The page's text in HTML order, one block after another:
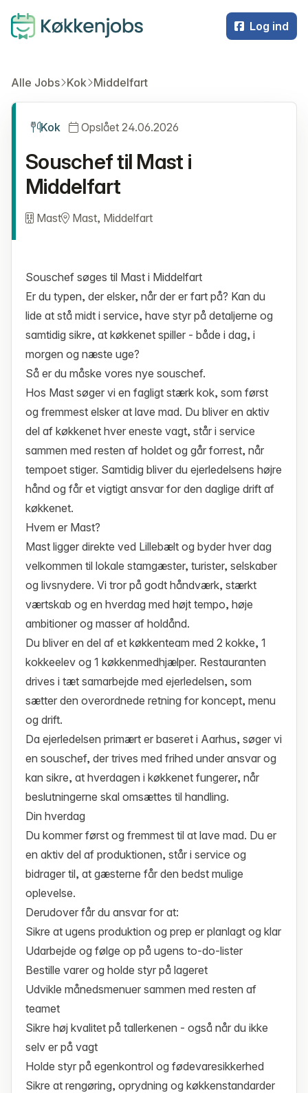
Log ind
Alle Jobs Kok Middelfart
Kok Opslået 24.06.2026
Souschef til Mast i
Middelfart
Mast Mast, Middelfart
Souschef søges til Mast i Middelfart
Er du typen, der elsker, når der er fart på? Kan du
lide at stå midt i service, have styr på detaljerne og
samtidig sikre, at køkkenet spiller - både i dag, i
morgen og næste uge?
Så er du måske vores nye souschef.
Hos Mast søger vi en fagligt stærk kok, som først
og fremmest elsker at lave mad. Du bliver en aktiv
del af køkkenet hver eneste vagt, står i service
sammen med resten af holdet og går forrest, når
tempoet stiger. Samtidig bliver du ejerledelsens højre
hånd og får et vigtigt ansvar for den daglige drift af
køkkenet.
Hvem er Mast?
Mast ligger direkte ved Lillebælt og byder hver dag
velkommen til lokale stamgæster, turister, selskaber
og livsnydere. Vi tror på godt håndværk, stærkt
værtskab og en hverdag med højt tempo, høje
ambitioner og masser af holdånd.
Du bliver en del af et køkkenteam med 2 kokke, 1
kokkeelev og 1 køkkenmedhjælper. Restauranten
drives i tæt samarbejde med ejerledelsen, som
sætter den overordnede retning for koncept, menu
og drift.
Da ejerledelsen primært er baseret i Aarhus, søger vi
en souschef, der trives med frihed under ansvar og
kan sikre, at hverdagen i køkkenet fungerer, når
beslutningerne skal omsættes til handling.
Din hverdag
Du kommer først og fremmest til at lave mad. Du er
en aktiv del af produktionen, står i service og
bidrager til, at gæsterne får den bedst mulige
oplevelse.
Derudover får du ansvar for at:
Sikre at ugens produktion og prep er planlagt og klar
Udarbejde og følge op på ugens to-do-lister
Bestille varer og holde styr på lageret
Udvikle månedsmenuer sammen med resten af
teamet
Sikre høj kvalitet på tallerkenen - også når du ikke
selv er på vagt
Holde styr på egenkontrol og fødevaresikkerhed
Sikre at rengøring, oprydning og køkkenstandarder